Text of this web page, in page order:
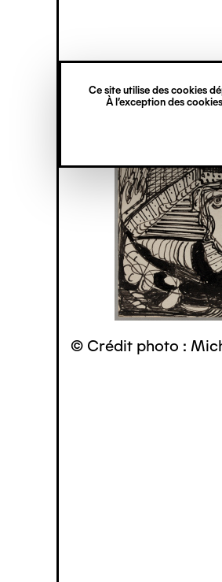
Ce site utilise des cookies
À l’exception des
principal
verticale
© Crédit photo :